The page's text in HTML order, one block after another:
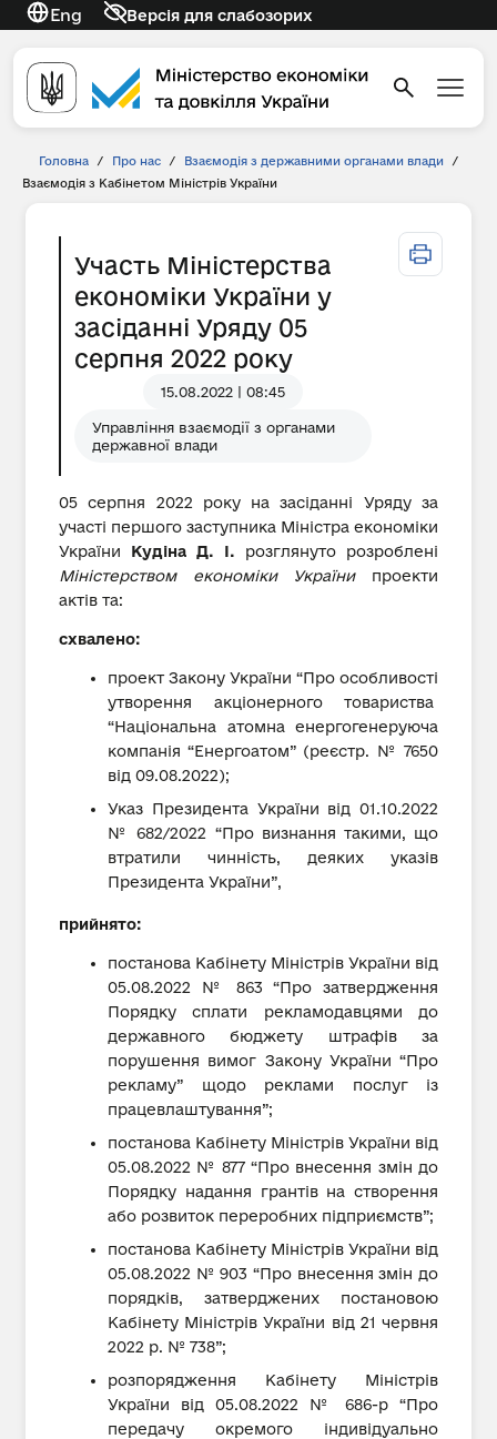
Eng Версія для слабозорих
Головна / Про нас / Взаємодія з державними органами влади
/
Взаємодія з Кабінетом Міністрів України
Участь Міністерства
економіки України у
засіданні Уряду 05
серпня 2022 року
15.08.2022 | 08:45
Управління взаємодії з органами
державної влади
05 серпня 2022 року на засіданні Уряду за
участі першого заступника Міністра економіки
України Кудіна Д. І. розглянуто розроблені
Міністерством економіки України проекти
актів та:
схвалено:
проект Закону України “Про особливості
утворення акціонерного товариства
“Національна атомна енергогенеруюча
компанія “Енергоатом” (реєстр. № 7650
від 09.08.2022);
Указ Президента України від 01.10.2022
№ 682/2022 “Про визнання такими, що
втратили чинність, деяких указів
Президента України”,
прийнято:
постанова Кабінету Міністрів України від
05.08.2022 № 863 “Про затвердження
Порядку сплати рекламодавцями до
державного бюджету штрафів за
порушення вимог Закону України “Про
рекламу” щодо реклами послуг із
працевлаштування”;
постанова Кабінету Міністрів України від
05.08.2022 № 877 “Про внесення змін до
Порядку надання грантів на створення
або розвиток переробних підприємств”;
постанова Кабінету Міністрів України від
05.08.2022 № 903 “Про внесення змін до
порядків, затверджених постановою
Кабінету Міністрів України від 21 червня
2022 р. № 738”;
розпорядження Кабінету Міністрів
України від 05.08.2022 № 686-р “Про
передачу окремого індивідуально